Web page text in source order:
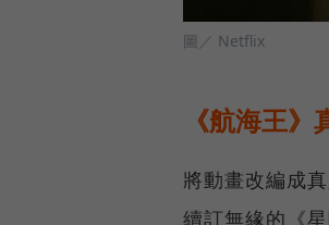
圖／ Netflix
《航海王
將動畫改編成
續訂無緣的《